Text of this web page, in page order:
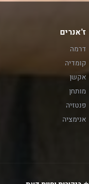
ז'אנרים
דרמה
קומדיה
אקשן
מותחן
פנטזיה
אנימציה